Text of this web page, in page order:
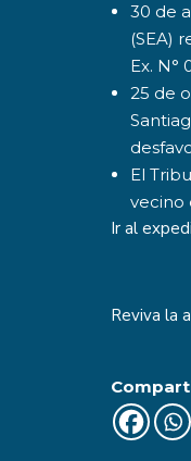
30 de
(SEA)
Ex. N°
25 de
El
vecino
Ir al
Reviva la